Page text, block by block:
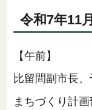
令和7年11
【午前】
比留間副市長
まちづくり計画